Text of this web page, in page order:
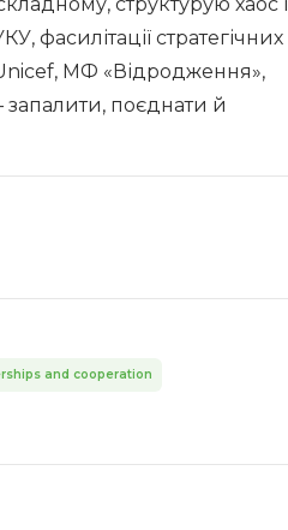
фасилітації стратегічних
Unicef, МФ «Відродження»,
запалити, поєднати й
and cooperation